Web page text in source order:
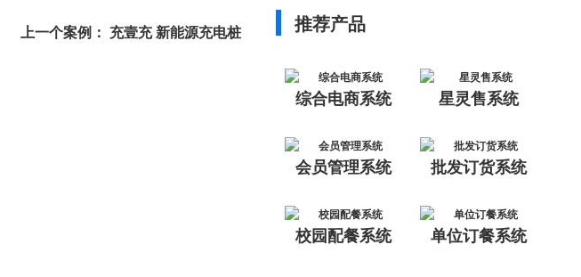
上一个案例： 充壹充 新能源充电桩 推荐产品
综合电商系统 星灵售系统
会员管理系统 批发订货系统
校园配餐系统 单位订餐系统